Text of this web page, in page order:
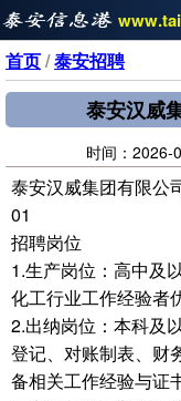
首页/泰安招聘
泰安汉威
时间：2026-
泰安汉威集团有限公
01
招聘岗位
1.生产岗位：高中及
化工行业工作经验者
2.出纳岗位：本科及
登记、对账制表、财
备相关工作经验与证